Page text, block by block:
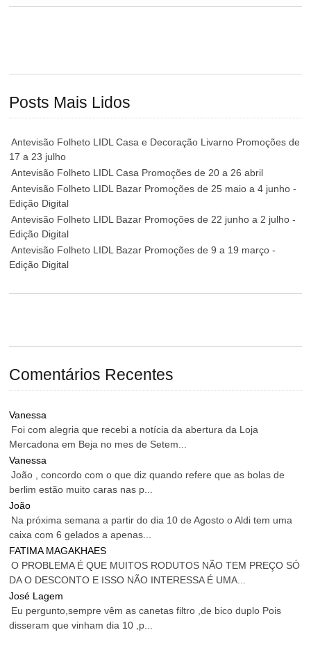
Posts Mais Lidos
Antevisão Folheto LIDL Casa e Decoração Livarno Promoções de
17 a 23 julho
Antevisão Folheto LIDL Casa Promoções de 20 a 26 abril
Antevisão Folheto LIDL Bazar Promoções de 25 maio a 4 junho -
Edição Digital
Antevisão Folheto LIDL Bazar Promoções de 22 junho a 2 julho -
Edição Digital
Antevisão Folheto LIDL Bazar Promoções de 9 a 19 março -
Edição Digital
Comentários Recentes
Vanessa
Foi com alegria que recebi a notícia da abertura da Loja
Mercadona em Beja no mes de Setem...
Vanessa
João , concordo com o que diz quando refere que as bolas de
berlim estão muito caras nas p...
João
Na próxima semana a partir do dia 10 de Agosto o Aldi tem uma
caixa com 6 gelados a apenas...
FATIMA MAGAKHAES
O PROBLEMA É QUE MUITOS RODUTOS NÃO TEM PREÇO SÓ
DA O DESCONTO E ISSO NÃO INTERESSA É UMA...
José Lagem
Eu pergunto,sempre vêm as canetas filtro ,de bico duplo Pois
disseram que vinham dia 10 ,p...